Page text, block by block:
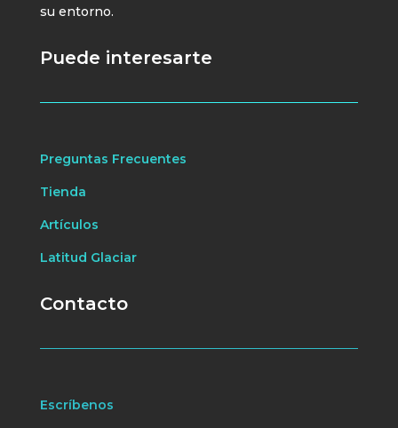
su entorno.
Puede interesarte
Preguntas Frecuentes
Tienda
Artículos
Latitud Glaciar
Contacto
Escríbenos